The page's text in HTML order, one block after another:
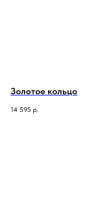
Золотое кольцо
14 595 р.